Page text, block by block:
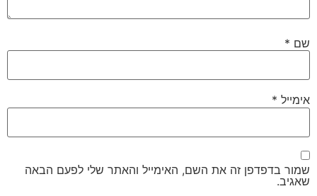
שם *
אימייל *
שמור בדפדפן זה את השם, האימייל והאתר שלי לפעם הבאה
שאגיב.